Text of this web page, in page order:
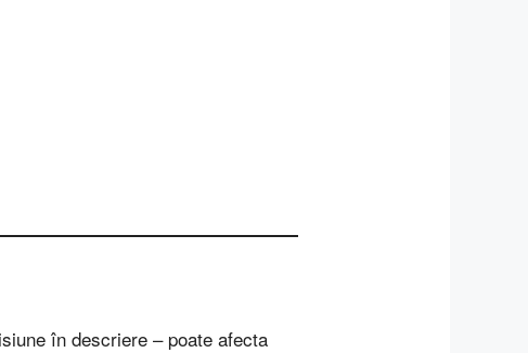
în descriere – poate afecta